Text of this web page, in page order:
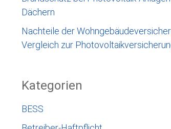
Dächern
Nachteile der
Vergleich zur
Kategorien
BESS